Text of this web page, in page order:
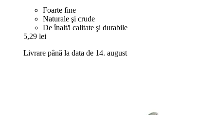
Foarte fine
Naturale şi crude
De înaltă calitate şi durabile
5,29 lei
Livrare până la data de 14. august